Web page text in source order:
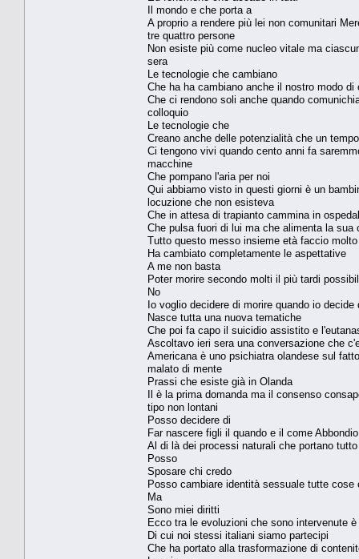
Il mondo e che porta a
A proprio a rendere più lei non comunitari
tre quattro persone
Non esiste più come nucleo vitale ma
sera
Le tecnologie che cambiano
Che ha ha cambiano anche il nostro modo di
Che ci rendono soli anche quando
colloquio
Le tecnologie che
Creano anche delle potenzialità che un
Ci tengono vivi quando cento anni fa
macchine
Che pompano l'aria per noi
Qui abbiamo visto in questi giorni è un
locuzione che non esisteva
Che in attesa di trapianto cammina in
Che pulsa fuori di lui ma che alimenta la sua
Tutto questo messo insieme età faccio
Ha cambiato completamente le aspettative
A me non basta
Poter morire secondo molti il più tardi
No
Io voglio decidere di morire quando io decide
Nasce tutta una nuova tematiche
Che poi fa capo il suicidio assistito e
Ascoltavo ieri sera una conversazione che
Americana è uno psichiatra olandese sul
malato di mente
Prassi che esiste già in Olanda
Il è la prima domanda ma il consenso
tipo non lontani
Posso decidere di
Far nascere figli il quando e il come Abbondio
Al di là dei processi naturali che portano
Posso
Sposare chi credo
Posso cambiare identità sessuale tutte
Ma
Sono miei diritti
Ecco tra le evoluzioni che sono intervenute
Di cui noi stessi italiani siamo partecipi
Che ha portato alla trasformazione di